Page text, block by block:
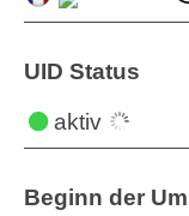
UID Status
aktiv
Beginn der